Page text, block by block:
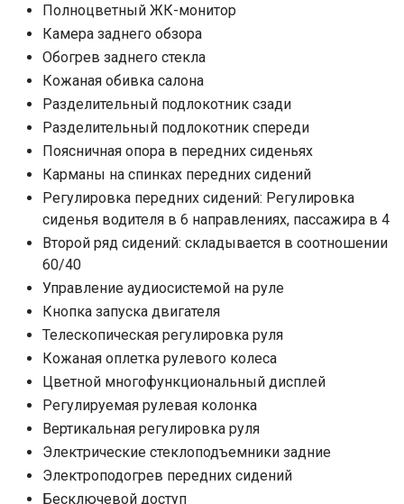
Полноцветный ЖК-монитор
Камера заднего обзора
Обогрев заднего стекла
Кожаная обивка салона
Разделительный подлокотник сзади
Разделительный подлокотник спереди
Поясничная опора в передних сиденьях
Карманы на спинках передних сидений
Регулировка передних сидений: Регулировка
сиденья водителя в 6 направлениях, пассажира в 4
Второй ряд сидений: складывается в соотношении
60/40
Управление аудиосистемой на руле
Кнопка запуска двигателя
Телескопическая регулировка руля
Кожаная оплетка рулевого колеса
Цветной многофункциональный дисплей
Регулируемая рулевая колонка
Вертикальная регулировка руля
Электрические стеклоподъемники задние
Электроподогрев передних сидений
Бесключевой доступ